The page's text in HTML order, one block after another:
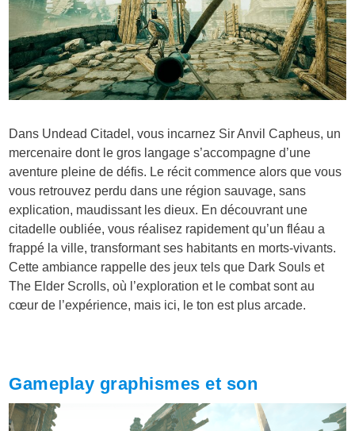
Dans Undead Citadel, vous incarnez Sir Anvil Capheus, un
mercenaire dont le gros langage s’accompagne d’une
aventure pleine de défis. Le récit commence alors que vous
vous retrouvez perdu dans une région sauvage, sans
explication, maudissant les dieux. En découvrant une
citadelle oubliée, vous réalisez rapidement qu’un fléau a
frappé la ville, transformant ses habitants en morts-vivants.
Cette ambiance rappelle des jeux tels que Dark Souls et
The Elder Scrolls, où l’exploration et le combat sont au
cœur de l’expérience, mais ici, le ton est plus arcade.
Gameplay graphismes et son